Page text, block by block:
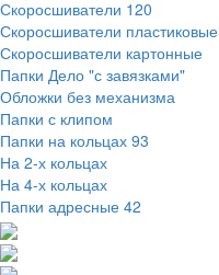
Скоросшиватели 120
Скоросшиватели пластиковые
Скоросшиватели картонные
Папки Дело "с завязками"
Обложки без механизма
Папки с клипом
Папки на кольцах 93
На 2-х кольцах
На 4-х кольцах
Папки адресные 42